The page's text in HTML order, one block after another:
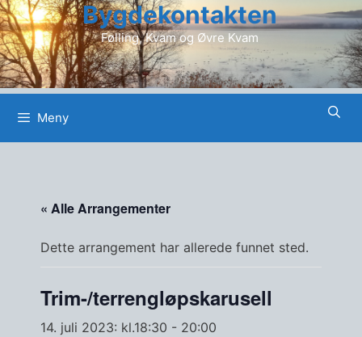
Hopp
til
innhold
Bygdekontakten
Følling, Kvam og Øvre Kvam
Meny
« Alle Arrangementer
Dette arrangement har allerede funnet sted.
Trim-/terrengløpskarusell
14. juli 2023: kl.18:30 - 20:00